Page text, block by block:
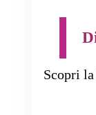
Scopri la linea Cistiset,